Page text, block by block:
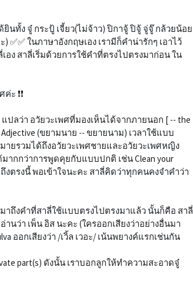
นทั้ง จู๋ กระปู้ เจี้ยว(ไม่จ้าว) ปิกาจู้ ปิจู้ จู่จู๊ กล้วยน้อย
ในภาษาอังกฤษเอง เรามีก็คำน่ารักๆ เอาไว้
ง สาลี่เริ่มด้วยการใช้คำที่ตรงไปตรงมาก่อน ใน
❗❗
ลว่า อวัยวะเพศที่มองเห็นได้จากภายนอก [ -- the
(ขยามนาย -- ขยายนาม) เวลาใช้แบบ
ายรวมได้ถึงอวัยวะเพศชายและอวัยวะเพศหญิง
ากกว่าการพูดคุยกับแบบปกติ เช่น Clean your
งตรงนี้ พอเข้าใจนะคะ สาลี่คิดว่าทุกคนคงจำคำว่า
าถึงคำที่สาลี่ใช้แบบตรงไปตรงมาแล้ว นั้นก็คือ สาลี่
นว่า เพ็น อิส นะคะ (ใครออกเสียงว่าอย่างอื่นมา
ออกเสียงว่า /เวิ้ล เวอะ/ เน้นพยางค์แรกเช่นกัน
part(s) ดังนั้น เราบอกลูกให้ทำความสะอาดจู๋